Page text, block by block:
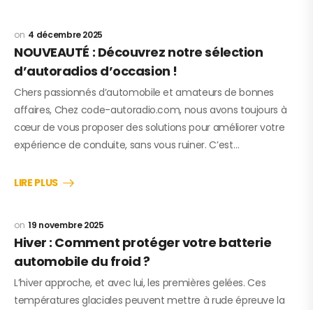
4 décembre 2025
NOUVEAUTÉ : Découvrez notre sélection
d’autoradios d’occasion !
Chers passionnés d’automobile et amateurs de bonnes
affaires, Chez code-autoradio.com, nous avons toujours à
cœur de vous proposer des solutions pour améliorer votre
expérience de conduite, sans vous ruiner. C’est…
LIRE PLUS
19 novembre 2025
Hiver : Comment protéger votre batterie
automobile du froid ?
L’hiver approche, et avec lui, les premières gelées. Ces
températures glaciales peuvent mettre à rude épreuve la